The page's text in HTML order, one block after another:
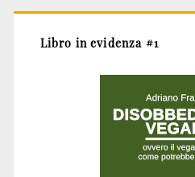
Libro in evidenza #1